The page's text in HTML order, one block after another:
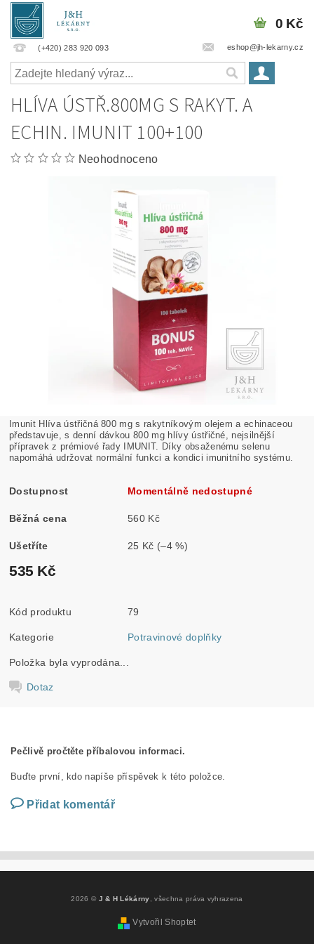
(+420) 283 920 093 eshop@jh-lekarny.cz
0 Kč
HLÍVA ÚSTŘ.800MG S RAKYT. A
ECHIN. IMUNIT 100+100
Neohodnoceno
Imunit Hlíva ústřičná 800 mg s rakytníkovým olejem a echinaceou
představuje, s denní dávkou 800 mg hlívy ústřičné, nejsilnější
přípravek z prémiové řady IMUNIT. Díky obsaženému selenu
napomáhá udržovat normální funkci a kondici imunitního systému.
Dostupnost Momentálně nedostupné
Běžná cena 560 Kč
Ušetříte 25 Kč (–4 %)
535 Kč
Kód produktu 79
Kategorie Potravinové doplňky
Položka byla vyprodána...
Dotaz
Pečlivě pročtěte příbalovou informaci.
Buďte první, kdo napíše příspěvek k této položce.
Přidat komentář
2026 © J & H Lékárny , všechna práva vyhrazena
Vytvořil Shoptet